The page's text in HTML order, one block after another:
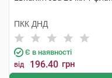
ПКК ДНД
Є в наявності
від 196.40 грн